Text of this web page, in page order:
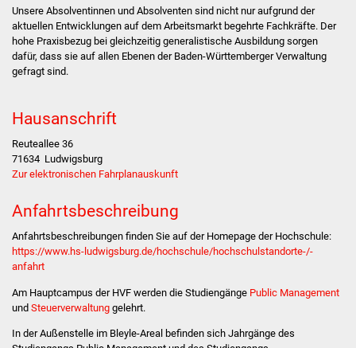
Soziale Einrichtungen
Familienzentrum
Unsere Absolventinnen und Absolventen sind nicht nur aufgrund der
aktuellen Entwicklungen auf dem Arbeitsmarkt begehrte Fachkräfte. Der
hohe Praxisbezug bei gleichzeitig generalistische Ausbildung sorgen
dafür, dass sie auf allen Ebenen der Baden-Württemberger Verwaltung
gefragt sind.
Hausanschrift
Reuteallee 36
71634 Ludwigsburg
Zur elektronischen Fahrplanauskunft
Anfahrtsbeschreibung
Anfahrtsbeschreibungen finden Sie auf der Homepage der Hochschule:
https://www.hs-ludwigsburg.de/hochschule/hochschulstandorte-/-
anfahrt
Am Hauptcampus der HVF werden die Studiengänge Public Management
und Steuerverwaltung gelehrt.
In der Außenstelle im Bleyle-Areal befinden sich Jahrgänge des